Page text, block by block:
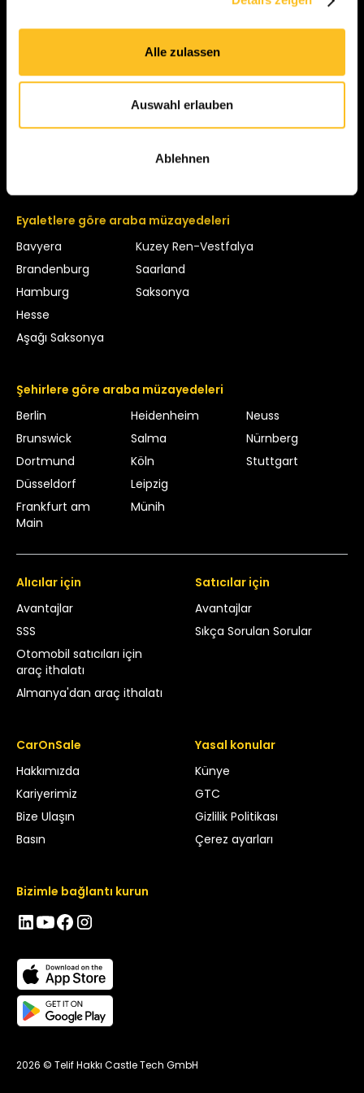
Alle zulassen
Auswahl erlauben
Ablehnen
Nissan
Fiat 500
Nissan Qashqai
Kullanılmış araba türleri
Araba satıcıları için takas
Leasing getirileri
Eyaletlere göre araba müzayedeleri
Bavyera
Brandenburg
Hamburg
Hesse
Aşağı Saksonya
Kuzey Ren-Vestfalya
Saarland
Saksonya
Şehirlere göre araba müzayedeleri
Berlin
Brunswick
Dortmund
Düsseldorf
Frankfurt am
Main
Heidenheim
Salma
Köln
Leipzig
Münih
Neuss
Nürnberg
Stuttgart
Alıcılar için
Avantajlar
SSS
Otomobil satıcıları için
araç ithalatı
Almanya'dan araç ithalatı
Satıcılar için
Avantajlar
Sıkça Sorulan Sorular
CarOnSale
Hakkımızda
Kariyerimiz
Bize Ulaşın
Basın
Yasal konular
Künye
GTC
Gizlilik Politikası
Çerez ayarları
Bizimle bağlantı kurun
2026 © Telif Hakkı Castle Tech GmbH